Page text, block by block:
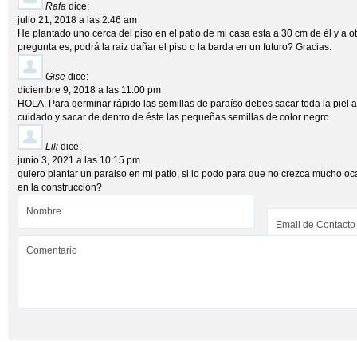
Rafa dice:
julio 21, 2018 a las 2:46 am
He plantado uno cerca del piso en el patio de mi casa esta a 30 cm de él y a
pregunta es, podrá la raiz dañar el piso o la barda en un futuro? Gracias.
Gise dice:
diciembre 9, 2018 a las 11:00 pm
HOLA. Para germinar rápido las semillas de paraíso debes sacar toda la piel
cuidado y sacar de dentro de éste las pequeñas semillas de color negro.
Lili dice:
junio 3, 2021 a las 10:15 pm
quiero plantar un paraiso en mi patio, si lo podo para que no crezca mucho
en la construcción?